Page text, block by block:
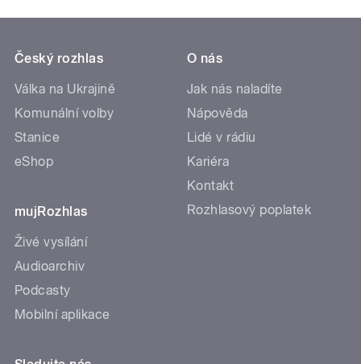
Český rozhlas
Válka na Ukrajině
Komunální volby
Stanice
eShop
mujRozhlas
Živé vysílání
Audioarchiv
Podcasty
Mobilní aplikace
O nás
Jak nás naladíte
Nápověda
Lidé v rádiu
Kariéra
Kontakt
Rozhlasový poplatek